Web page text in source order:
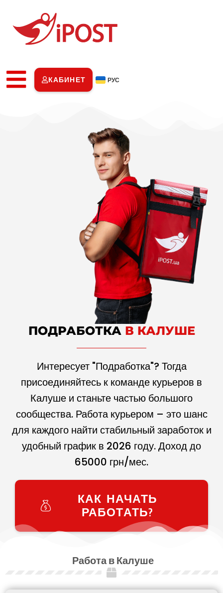
КАБИНЕТ РУС
ПОДРАБОТКА В КАЛУШЕ
Интересует "Подработка"? Тогда
присоединяйтесь к команде курьеров в
Калуше и станьте частью большого
сообщества. Работа курьером – это шанс
для каждого найти стабильный заработок и
удобный график в 2026 году. Доход до
65000 грн/мес.
КАК НАЧАТЬ
РАБОТАТЬ?
Работа в Калуше